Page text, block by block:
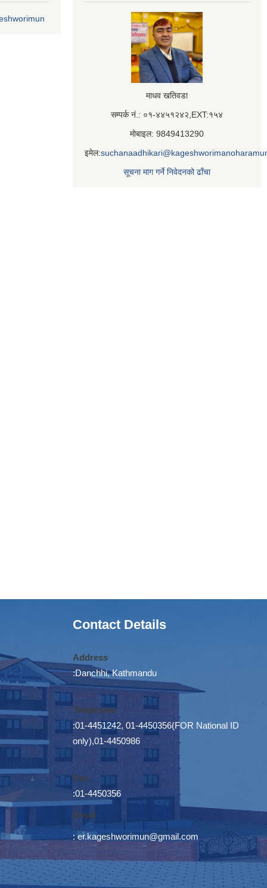
माधव खतिवडा
सम्पर्क नं.: ०१-४४५१२४२,EXT:१५४
मोबाइल: 9849413290
इमेल:
सूचना माग गर्ने निवेदनको ढाँचा
Contact Details
Address
:Danchhi, Kathmandu
Telephone
:01-4451242, 01-4450356(FOR National ID
only),01-4450986
Fax
:01-4450356
Email
:er.kageshworimun@gmail.com